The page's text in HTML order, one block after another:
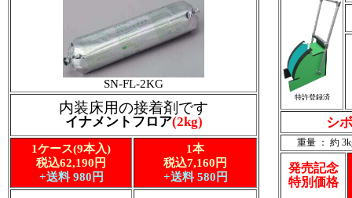
SN-FL-2KG
内装床用の接着剤です
イナメントフロア(2kg)
1ケース(9本入)
税込62,190円
+送料 980円
1本
税込7,160円
+送料 580円
特許登録済
シ
重量 ： 約
発売記念
特別価格